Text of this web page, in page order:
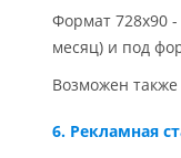
Формат 728х90
месяц) и под
Возможен
6. Рекламная